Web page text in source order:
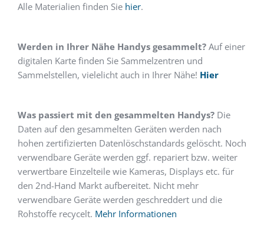
Alle Materialien finden Sie hier.
Werden in Ihrer Nähe Handys gesammelt? Auf einer
digitalen Karte finden Sie Sammelzentren und
Sammelstellen, vielelicht auch in Ihrer Nähe! Hier
Was passiert mit den gesammelten Handys? Die
Daten auf den gesammelten Geräten werden nach
hohen zertifizierten Datenlöschstandards gelöscht. Noch
verwendbare Geräte werden ggf. repariert bzw. weiter
verwertbare Einzelteile wie Kameras, Displays etc. für
den 2nd-Hand Markt aufbereitet. Nicht mehr
verwendbare Geräte werden geschreddert und die
Rohstoffe recycelt. Mehr Informationen